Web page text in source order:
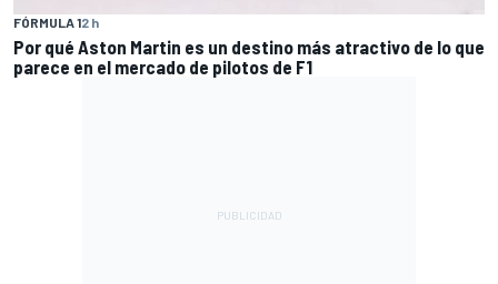
FÓRMULA 12 h
Por qué Aston Martin es un destino más atractivo de lo que
parece en el mercado de pilotos de F1